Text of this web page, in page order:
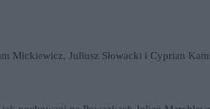
Mickiewicz, Juliusz Słowacki i Cyprian